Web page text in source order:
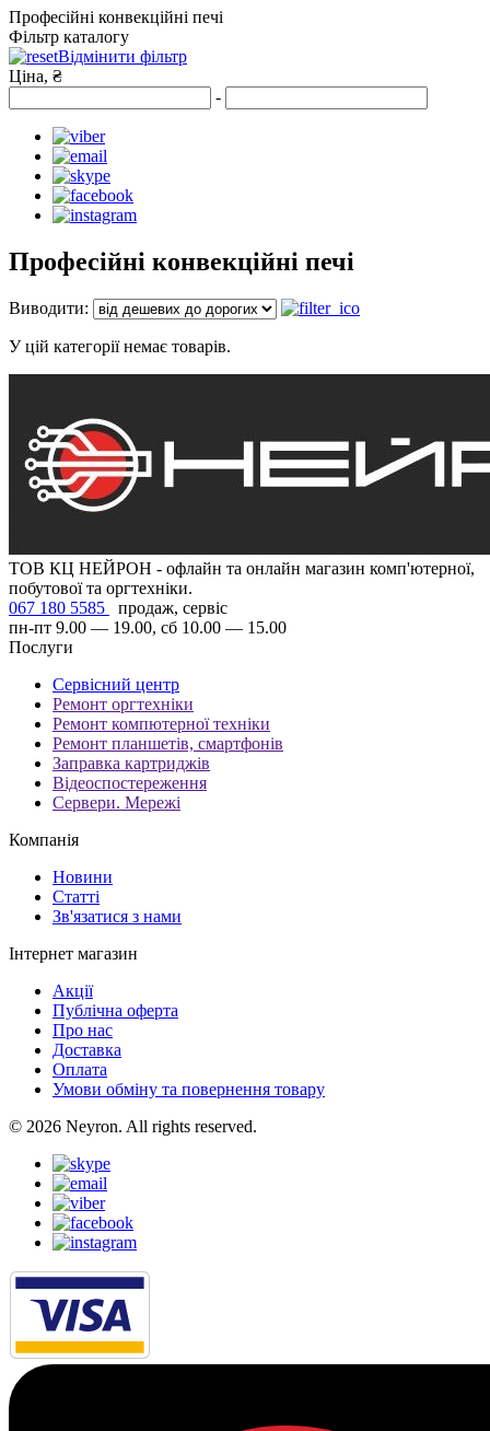
Професійні конвекційні печі
Фільтр каталогу
Відмінити фільтр
Ціна, ₴
-
Професійні конвекційні печі
Виводити:
У цій категорії немає товарів.
ТОВ КЦ НЕЙРОН - офлайн та онлайн магазин комп'ютерної,
побутової та оргтехніки.
067 180 5585
продаж, сервіс
пн-пт 9.00 — 19.00, сб 10.00 — 15.00
Послуги
Сервісний центр
Ремонт оргтехніки
Ремонт компютерної техніки
Ремонт планшетів, смартфонів
Заправка картриджів
Відеоспостереження
Сервери. Мережі
Компанія
Новини
Статті
Зв'язатися з нами
Інтернет магазин
Акції
Публічна оферта
Про нас
Доставка
Оплата
Умови обміну та повернення товару
© 2026 Neyron. All rights reserved.